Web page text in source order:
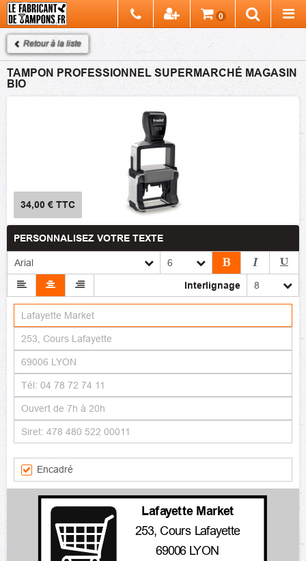
Retour à la liste
TAMPON PROFESSIONNEL SUPERMARCHÉ MAGASIN
BIO
34,00 € TTC
PERSONNALISEZ VOTRE TEXTE
Interlignage
Encadré
Lafayette Market
253, Cours Lafayette
69006 LYON
0
Chercher